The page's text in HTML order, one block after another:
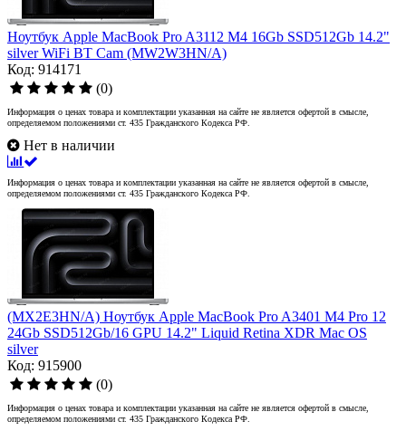
Ноутбук Apple MacBook Pro A3112 M4 16Gb SSD512Gb 14.2"
silver WiFi BT Cam (MW2W3HN/A)
Код: 914171
(0)
Информация о ценах товара и комплектации указанная на сайте не является офертой в смысле,
определяемом положениями ст. 435 Гражданского Кодекса РФ.
Нет в наличии
Информация о ценах товара и комплектации указанная на сайте не является офертой в смысле,
определяемом положениями ст. 435 Гражданского Кодекса РФ.
(MX2E3HN/A) Ноутбук Apple MacBook Pro A3401 M4 Pro 12
24Gb SSD512Gb/16 GPU 14.2" Liquid Retina XDR Mac OS
silver
Код: 915900
(0)
Информация о ценах товара и комплектации указанная на сайте не является офертой в смысле,
определяемом положениями ст. 435 Гражданского Кодекса РФ.